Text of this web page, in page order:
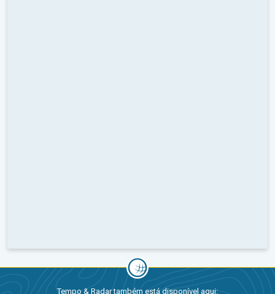
Tempo & Radar também está disponível aqui: